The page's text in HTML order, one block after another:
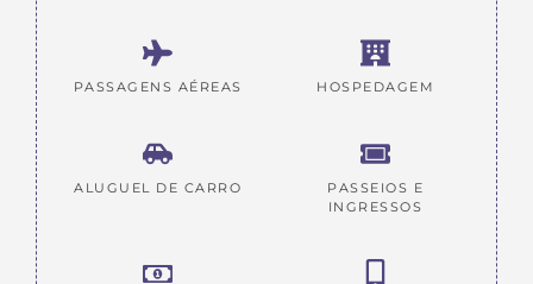
PASSAGENS AÉREAS HOSPEDAGEM
ALUGUEL DE CARRO
PASSEIOS E
INGRESSOS